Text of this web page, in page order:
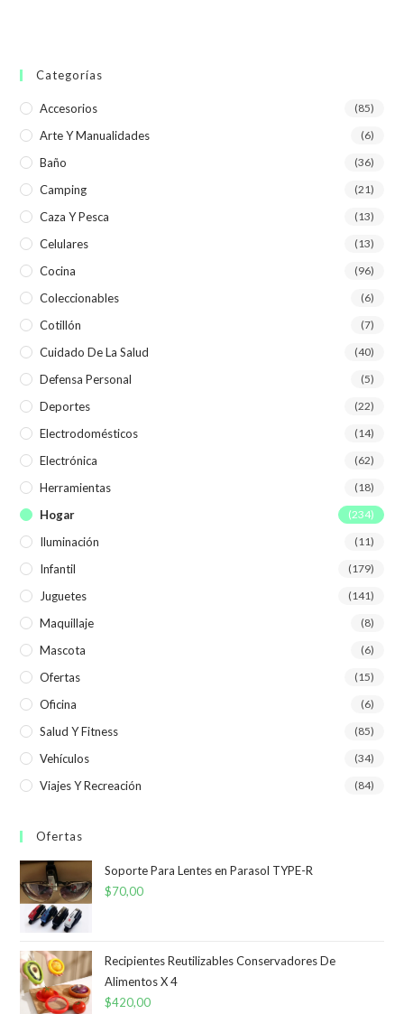
Categorías
Accesorios (85)
Arte Y Manualidades (6)
Baño (36)
Camping (21)
Caza Y Pesca (13)
Celulares (13)
Cocina (96)
Coleccionables (6)
Cotillón (7)
Cuidado De La Salud (40)
Defensa Personal (5)
Deportes (22)
Electrodomésticos (14)
Electrónica (62)
Herramientas (18)
Hogar (234)
Iluminación (11)
Infantil (179)
Juguetes (141)
Maquillaje (8)
Mascota (6)
Ofertas (15)
Oficina (6)
Salud Y Fitness (85)
Vehículos (34)
Viajes Y Recreación (84)
Ofertas
Soporte Para Lentes en Parasol TYPE-R
$70,00
Recipientes Reutilizables Conservadores De
Alimentos X 4
$420,00